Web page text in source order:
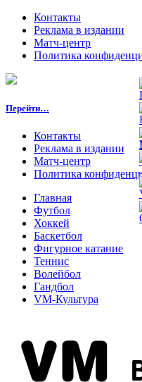
Контакты
Реклама в издании
Матч-центр
Политика
Перейти…
Контакты
Реклама в издании
Матч-центр
Политика
Главная
Футбол
Хоккей
Баскетбол
Фигурное катание
Теннис
Волейбол
Гандбол
VM-Культура